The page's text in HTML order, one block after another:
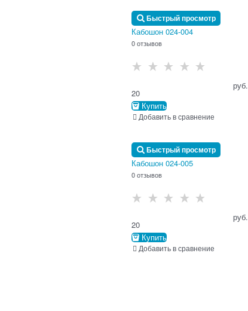
Быстрый просмотр
Кабошон 024-004
0 отзывов
20
                                      руб.
Купить
Добавить в сравнение
Быстрый просмотр
Кабошон 024-005
0 отзывов
20
                                      руб.
Купить
Добавить в сравнение